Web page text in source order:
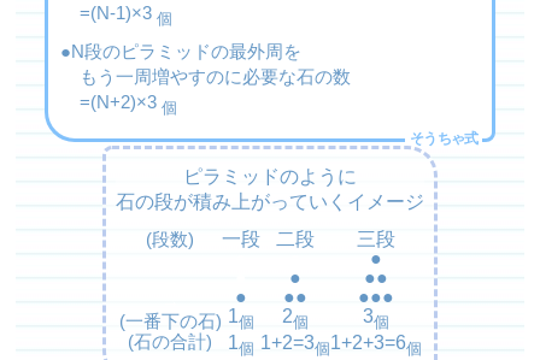
=(N-1)×3 個
N段のピラミッドの最外周を
もう一周増やすのに必要な石の数
=(N+2)×3 個
ピラミッドのように
石の段が積み上がっていくイメージ
(段数)
(一番下の石)
(石の合計)
一段
●
1個
1個
二段
●
●●
2個
1+2=3個
三段
●
●●
●●●
3個
1+2+3=6個